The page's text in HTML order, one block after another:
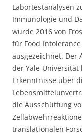
Labortestanalysen
Immunologie und
wurde 2016 von
für Food
ausgezeichnet. Der
der Yale Universität
Erkenntnisse über
die Ausschüttung
translationalen